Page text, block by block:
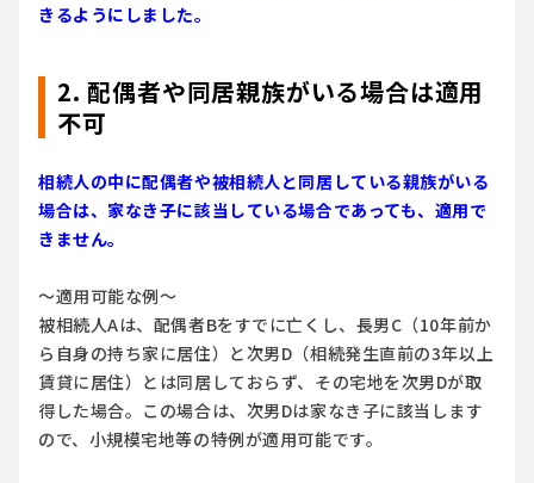
きるようにしました。
2. 配偶者や同居親族がいる場合は適用
不可
相続人の中に配偶者や被相続人と同居している親族がいる
場合は、家なき子に該当している場合であっても、適用で
きません。
～適用可能な例～
被相続人Aは、配偶者Bをすでに亡くし、長男C（10年前か
ら自身の持ち家に居住）と次男D（相続発生直前の3年以上
賃貸に居住）とは同居しておらず、その宅地を次男Dが取
得した場合。この場合は、次男Dは家なき子に該当します
ので、小規模宅地等の特例が適用可能です。